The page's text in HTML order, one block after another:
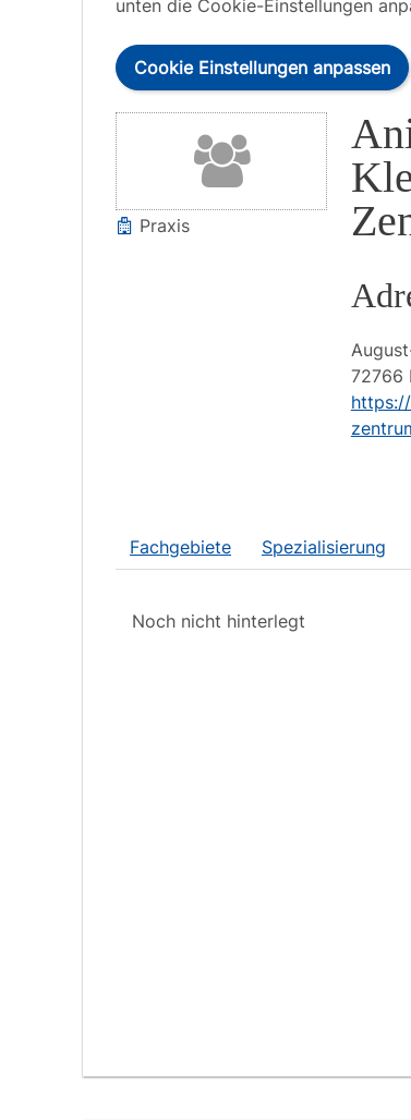
unten die Cookie-Einstellungen
Cookie Einstellungen anpassen
Praxis
72766
Fachgebiete Spezialisierung
Noch nicht hinterlegt